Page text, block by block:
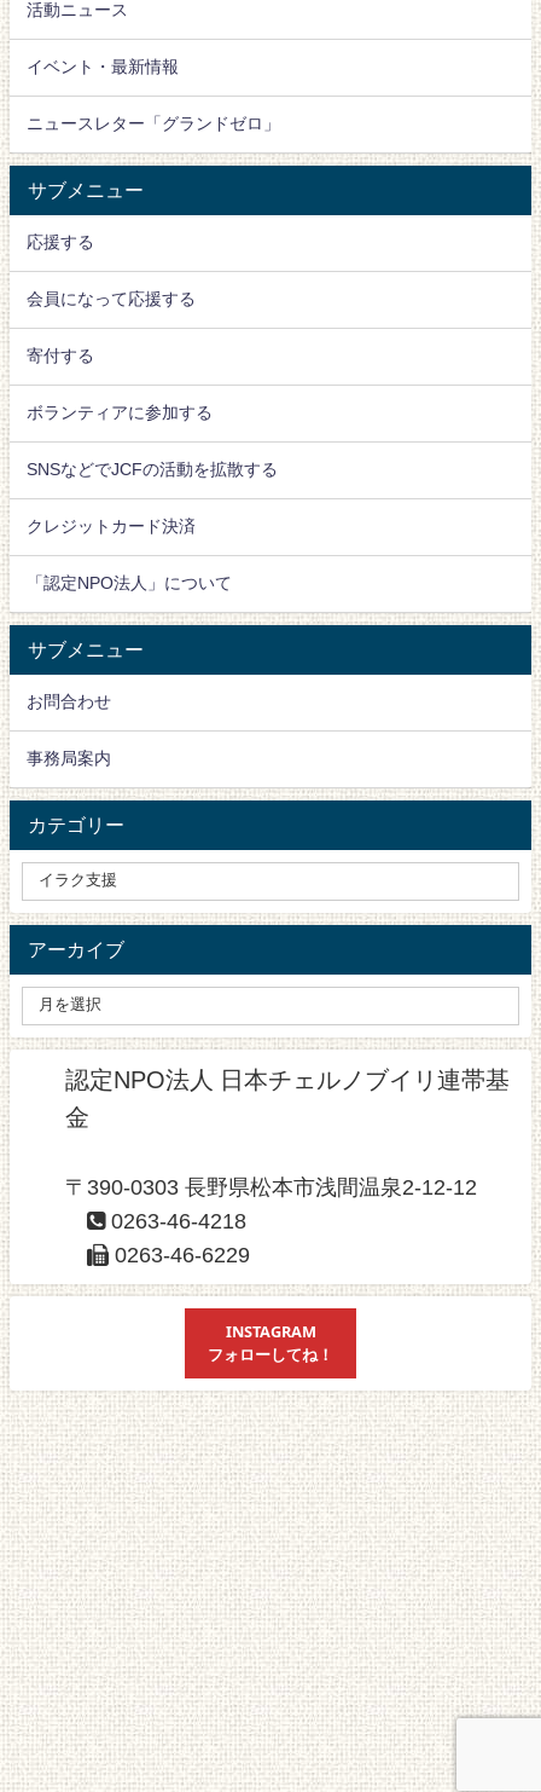
活動ニュース
イベント・最新情報
ニュースレター「グランドゼロ」
サブメニュー
応援する
会員になって応援する
寄付する
ボランティアに参加する
SNSなどでJCFの活動を拡散する
クレジットカード決済
「認定NPO法人」について
サブメニュー
お問合わせ
事務局案内
カテゴリー
アーカイブ
認定NPO法人 日本チェルノブイリ連帯基
金
〒390-0303 長野県松本市浅間温泉2-12-12
0263-46-4218
0263-46-6229
INSTAGRAM
フォローしてね！